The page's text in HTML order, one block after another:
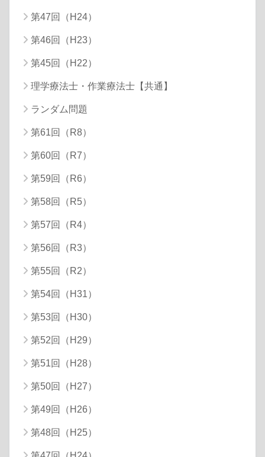
第47回（H24）
第46回（H23）
第45回（H22）
理学療法士・作業療法士【共通】
ランダム問題
第61回（R8）
第60回（R7）
第59回（R6）
第58回（R5）
第57回（R4）
第56回（R3）
第55回（R2）
第54回（H31）
第53回（H30）
第52回（H29）
第51回（H28）
第50回（H27）
第49回（H26）
第48回（H25）